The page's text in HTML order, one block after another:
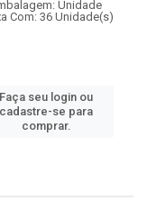
Unidade
Com: 36 Unidade(s)
Faça seu login ou
cadastre-se para
comprar.